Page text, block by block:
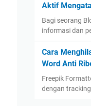
Aktif
Bagi seorang
informasi dan
Cara
Word Anti
Freepik
dengan